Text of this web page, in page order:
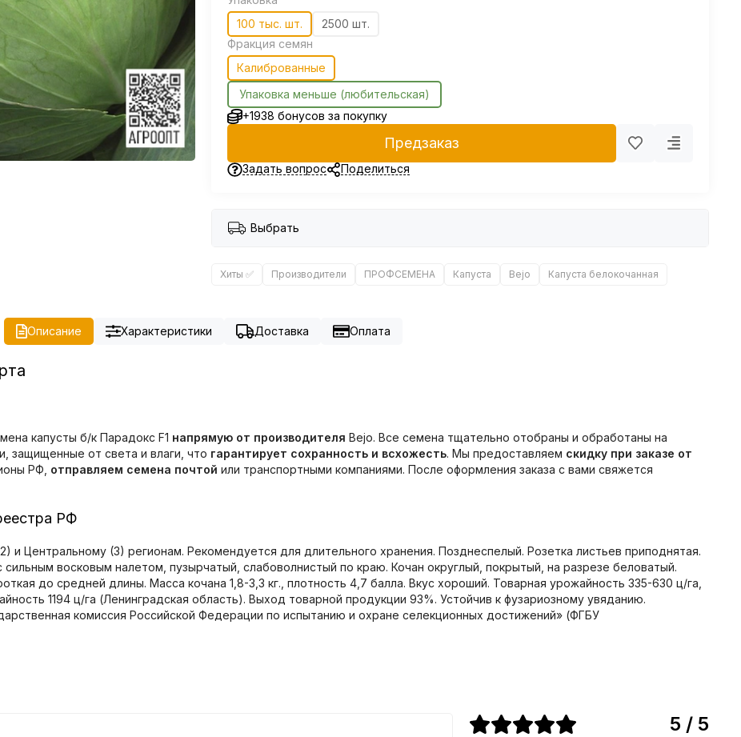
100 тыс. шт.
2500 шт.
Фракция семян
Калиброванные
Упаковка меньше (любительская)
+1938 бонусов за покупку
Предзаказ
Задать вопрос Поделиться
Выбрать
Хиты ✅ Производители ПРОФСЕМЕНА Капуста Bejo Капуста белокочанная
Описание Характеристики Доставка Оплата
капусты б/к Парадокс F1 напрямую от производителя Bejo. Все семена тщательно отобраны и обработаны на
защищенные от света и влаги, что гарантирует сохранность и всхожесть. Мы предоставляем скидку при заказе от
РФ, отправляем семена почтой или транспортными компаниями. После оформления заказа с вами свяжется
РФ
Центральному (3) регионам. Рекомендуется для длительного хранения. Позднеспелый. Розетка листьев приподнятая.
восковым налетом, пузырчатый, слабоволнистый по краю. Кочан округлый, покрытый, на разрезе беловатый.
до средней длины. Масса кочана 1,8-3,3 кг., плотность 4,7 балла. Вкус хороший. Товарная урожайность 335-630 ц/га,
1194 ц/га (Ленинградская область). Выход товарной продукции 93%. Устойчив к фузариозному увяданию.
комиссия Российской Федерации по иcпытанию и охране селекционных достижений» (ФГБУ
5 / 5